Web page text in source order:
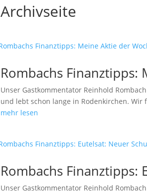
Archivseite
Rombachs Finanztipps:
Unser Gastkommentator Reinhold
und lebt schon lange in Rodenkirchen.
mehr lesen
Rombachs Finanztipps:
Unser Gastkommentator Reinhold